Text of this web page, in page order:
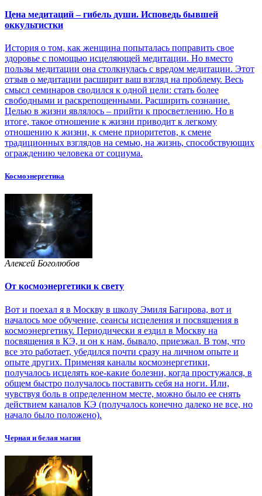
Цена медитаций – гибель души. Исповедь бывшей
оккультистки
История о том, как женщина попыталась поправить свое
здоровье с помощью исцеляющей медитации. Но вместо
пользы медитации она столкнулась с вредом медитации. Этот
отзыв о медитации расширит ваш взгляд на проблему. Весь
смысл семинаров сводился к одной цели: стать более
свободными и раскрепощенными. Расширить сознание.
Целью в жизни являлось – прийти к просветлению. Но в
итоге, такое отношение к жизни приводит к легкому
отношению к жизни, к смене приоритетов, к смене
традиционных взглядов на семью, на жизнь, способствующих
ограждению человека от социума.
Космоэнергетика
Алексей Боголюбов
От космоэнергетики к свету
Вот и поехал я в Москву в школу Эмиля Багирова, вот и
началось мое обучение, сеансы исцеления и посвящения в
космоэнергетику. Периодически я ездил в Москву на
посвящения в КЭ, и он к нам, бывало, приезжал. В том, что
все это работает, убедился почти сразу на личном опыте и
опыте других. Применяя каналы космоэнергетики,
получалось исцелять кое-какие болезни, когда простужался, в
общем быстро получалось поставить себя на ноги. Или,
чувствуя боль в определенном месте, можно было ее снять
действием каналов КЭ (получалось конечно далеко не все, но
начало было положено).
Черная и белая магия